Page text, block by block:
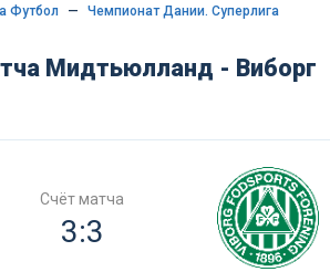
Футбол Чемпионат Дании. Суперлига
Мидтьюлланд - Виборг
Счёт матча
3:3